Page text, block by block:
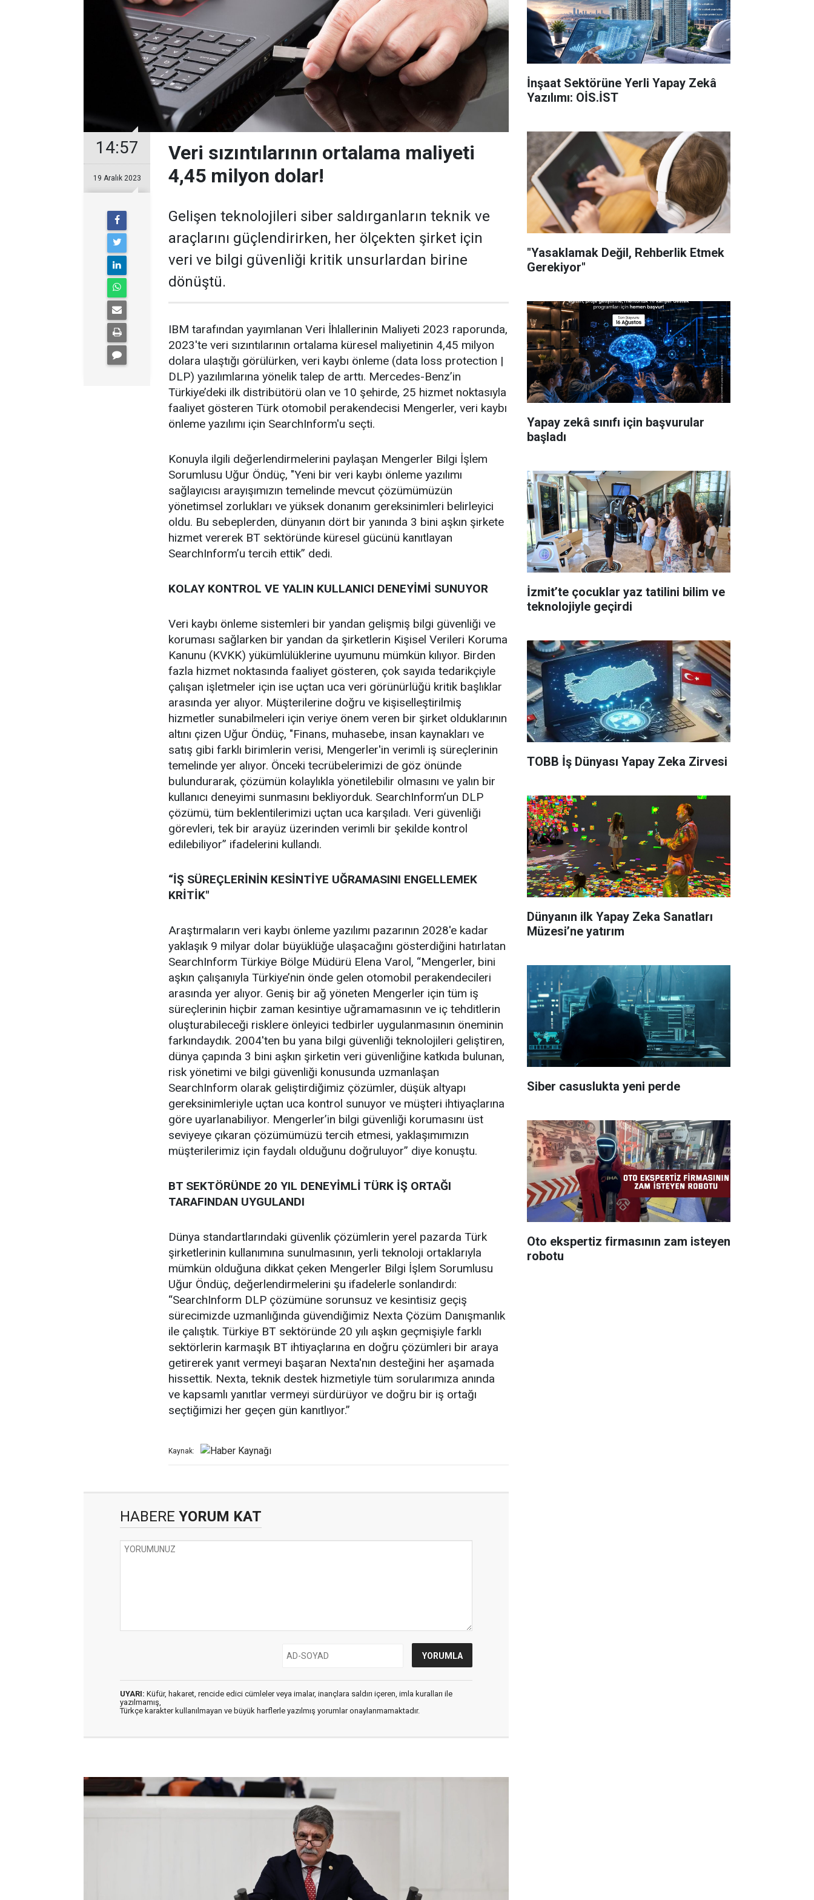
14:57
19 Aralık 2023
Veri sızıntılarının ortalama maliyeti
4,45 milyon dolar!
Gelişen teknolojileri siber saldırganların teknik ve
araçlarını güçlendirirken, her ölçekten şirket için
veri ve bilgi güvenliği kritik unsurlardan birine
dönüştü.
IBM tarafından yayımlanan Veri İhlallerinin Maliyeti 2023 raporunda,
2023'te veri sızıntılarının ortalama küresel maliyetinin 4,45 milyon
dolara ulaştığı görülürken, veri kaybı önleme (data loss protection |
DLP) yazılımlarına yönelik talep de arttı. Mercedes-Benz’in
Türkiye’deki ilk distribütörü olan ve 10 şehirde, 25 hizmet noktasıyla
faaliyet gösteren Türk otomobil perakendecisi Mengerler, veri kaybı
önleme yazılımı için SearchInform'u seçti.
Konuyla ilgili değerlendirmelerini paylaşan Mengerler Bilgi İşlem
Sorumlusu Uğur Öndüç, "Yeni bir veri kaybı önleme yazılımı
sağlayıcısı arayışımızın temelinde mevcut çözümümüzün
yönetimsel zorlukları ve yüksek donanım gereksinimleri belirleyici
oldu. Bu sebeplerden, dünyanın dört bir yanında 3 bini aşkın şirkete
hizmet vererek BT sektöründe küresel gücünü kanıtlayan
SearchInform’u tercih ettik” dedi.
KOLAY KONTROL VE YALIN KULLANICI DENEYİMİ SUNUYOR
Veri kaybı önleme sistemleri bir yandan gelişmiş bilgi güvenliği ve
koruması sağlarken bir yandan da şirketlerin Kişisel Verileri Koruma
Kanunu (KVKK) yükümlülüklerine uyumunu mümkün kılıyor. Birden
fazla hizmet noktasında faaliyet gösteren, çok sayıda tedarikçiyle
çalışan işletmeler için ise uçtan uca veri görünürlüğü kritik başlıklar
arasında yer alıyor. Müşterilerine doğru ve kişiselleştirilmiş
hizmetler sunabilmeleri için veriye önem veren bir şirket olduklarının
altını çizen Uğur Öndüç, "Finans, muhasebe, insan kaynakları ve
satış gibi farklı birimlerin verisi, Mengerler'in verimli iş süreçlerinin
temelinde yer alıyor. Önceki tecrübelerimizi de göz önünde
bulundurarak, çözümün kolaylıkla yönetilebilir olmasını ve yalın bir
kullanıcı deneyimi sunmasını bekliyorduk. SearchInform’un DLP
çözümü, tüm beklentilerimizi uçtan uca karşıladı. Veri güvenliği
görevleri, tek bir arayüz üzerinden verimli bir şekilde kontrol
edilebiliyor” ifadelerini kullandı.
“İŞ SÜREÇLERİNİN KESİNTİYE UĞRAMASINI ENGELLEMEK
KRİTİK"
Araştırmaların veri kaybı önleme yazılımı pazarının 2028'e kadar
yaklaşık 9 milyar dolar büyüklüğe ulaşacağını gösterdiğini hatırlatan
SearchInform Türkiye Bölge Müdürü Elena Varol, “Mengerler, bini
aşkın çalışanıyla Türkiye’nin önde gelen otomobil perakendecileri
arasında yer alıyor. Geniş bir ağ yöneten Mengerler için tüm iş
süreçlerinin hiçbir zaman kesintiye uğramamasının ve iç tehditlerin
oluşturabileceği risklere önleyici tedbirler uygulanmasının öneminin
farkındaydık. 2004'ten bu yana bilgi güvenliği teknolojileri geliştiren,
dünya çapında 3 bini aşkın şirketin veri güvenliğine katkıda bulunan,
risk yönetimi ve bilgi güvenliği konusunda uzmanlaşan
SearchInform olarak geliştirdiğimiz çözümler, düşük altyapı
gereksinimleriyle uçtan uca kontrol sunuyor ve müşteri ihtiyaçlarına
göre uyarlanabiliyor. Mengerler’in bilgi güvenliği korumasını üst
seviyeye çıkaran çözümümüzü tercih etmesi, yaklaşımımızın
müşterilerimiz için faydalı olduğunu doğruluyor” diye konuştu.
BT SEKTÖRÜNDE 20 YIL DENEYİMLİ TÜRK İŞ ORTAĞI
TARAFINDAN UYGULANDI
Dünya standartlarındaki güvenlik çözümlerin yerel pazarda Türk
şirketlerinin kullanımına sunulmasının, yerli teknoloji ortaklarıyla
mümkün olduğuna dikkat çeken Mengerler Bilgi İşlem Sorumlusu
Uğur Öndüç, değerlendirmelerini şu ifadelerle sonlandırdı:
“SearchInform DLP çözümüne sorunsuz ve kesintisiz geçiş
sürecimizde uzmanlığında güvendiğimiz Nexta Çözüm Danışmanlık
ile çalıştık. Türkiye BT sektöründe 20 yılı aşkın geçmişiyle farklı
sektörlerin karmaşık BT ihtiyaçlarına en doğru çözümleri bir araya
getirerek yanıt vermeyi başaran Nexta'nın desteğini her aşamada
hissettik. Nexta, teknik destek hizmetiyle tüm sorularımıza anında
ve kapsamlı yanıtlar vermeyi sürdürüyor ve doğru bir iş ortağı
seçtiğimizi her geçen gün kanıtlıyor.”
Kaynak:
HABERE YORUM KAT
UYARI: Küfür, hakaret, rencide edici cümleler veya imalar, inançlara saldırı içeren, imla kuralları ile
yazılmamış,
Türkçe karakter kullanılmayan ve büyük harflerle yazılmış yorumlar onaylanmamaktadır.
İnşaat Sektörüne Yerli Yapay Zekâ
Yazılımı: OİS.İST
"Yasaklamak Değil, Rehberlik Etmek
Gerekiyor"
Yapay zekâ sınıfı için başvurular
başladı
İzmit’te çocuklar yaz tatilini bilim ve
teknolojiyle geçirdi
TOBB İş Dünyası Yapay Zeka Zirvesi
Dünyanın ilk Yapay Zeka Sanatları
Müzesi’ne yatırım
Siber casuslukta yeni perde
Oto ekspertiz firmasının zam isteyen
robotu